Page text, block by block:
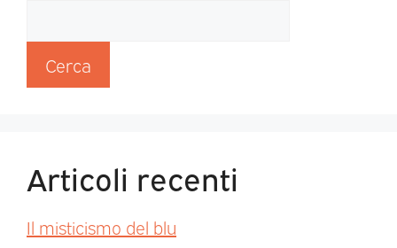
Cerca
Articoli recenti
Il misticismo del blu